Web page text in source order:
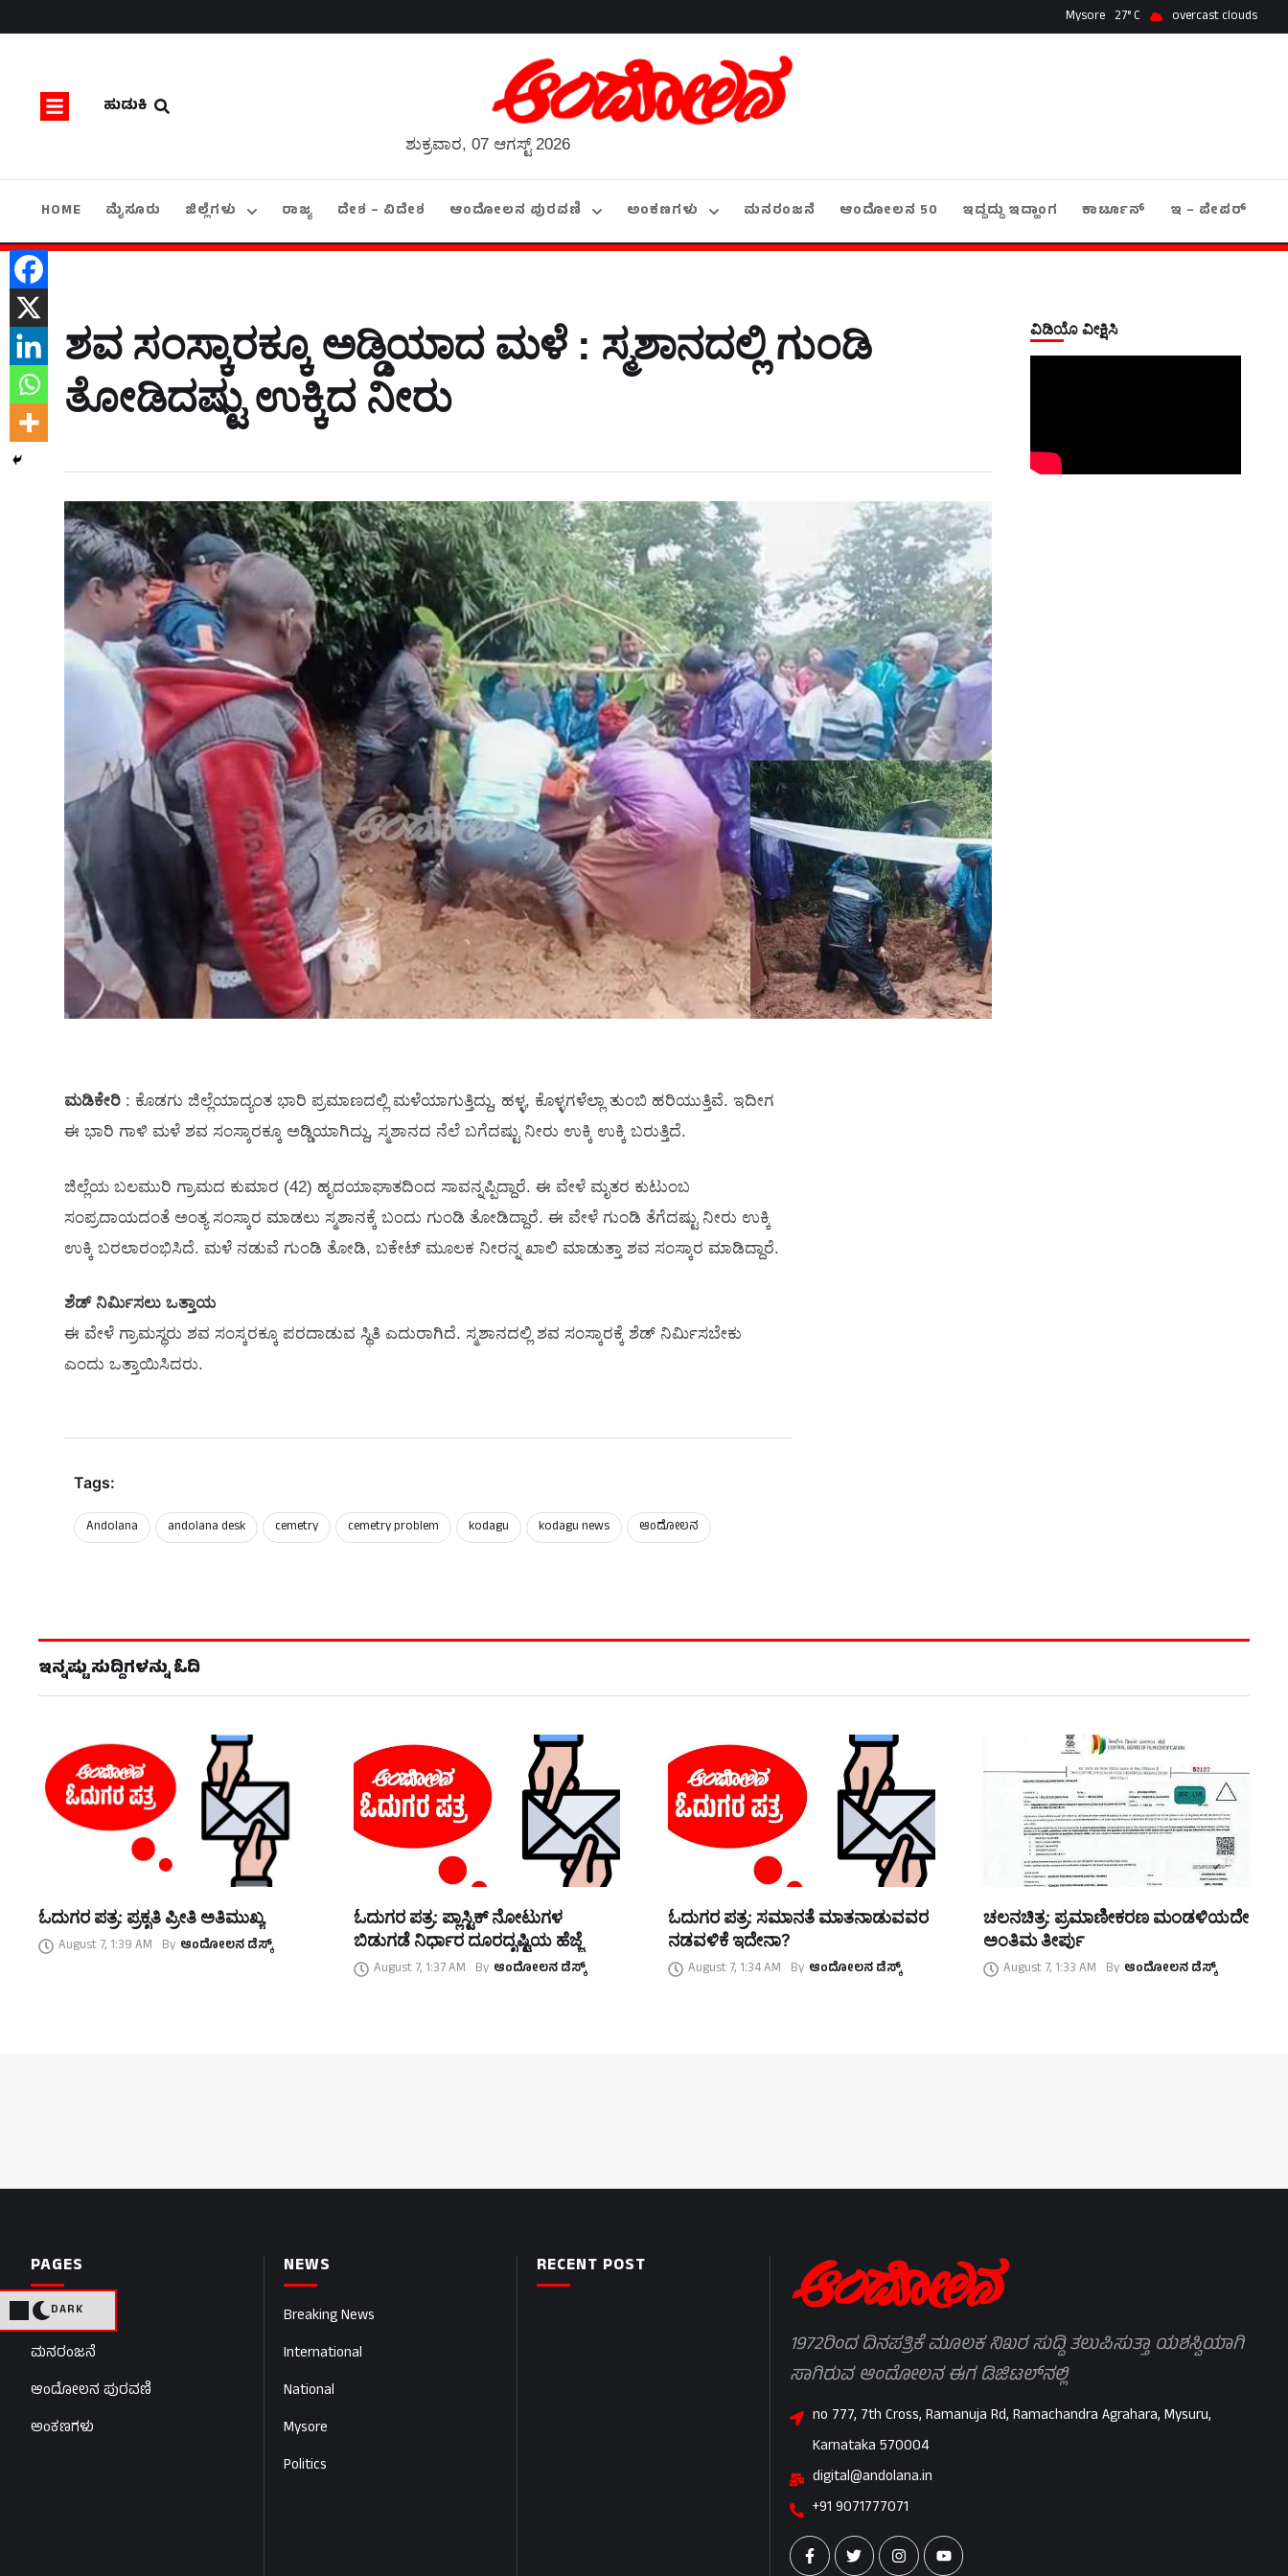
Mysore 27 overcast clouds
ಹುಡುಕಿ
ಶುಕ್ರವಾರ, 07 ಆಗಸ್ಟ್ 2026
DARK
HOME ಮೈಸೂರು ಜಿಲ್ಲೆಗಳು ರಾಜ್ಯ ದೇಶ – ವಿದೇಶ ಆಂದೋಲನ ಪುರವಣಿ ಅಂಕಣಗಳು ಮನರಂಜನೆ ಆಂದೋಲನ 50 ಇದ್ದದ್ದು ಇದ್ಹಾಂಗ ಕಾರ್ಟೂನ್ ಇ – ಪೇಪರ್
ಶವ ಸಂಸ್ಕಾರಕ್ಕೂ ಅಡ್ಡಿಯಾದ ಮಳೆ : ಸ್ಮಶಾನದಲ್ಲಿ ಗುಂಡಿ
ತೋಡಿದಷ್ಟು ಉಕ್ಕಿದ ನೀರು
ಮಡಿಕೇರಿ : ಕೊಡಗು ಜಿಲ್ಲೆಯಾದ್ಯಂತ ಭಾರಿ ಪ್ರಮಾಣದಲ್ಲಿ ಮಳೆಯಾಗುತ್ತಿದ್ದು, ಹಳ್ಳ, ಕೊಳ್ಳಗಳೆಲ್ಲಾ ತುಂಬಿ ಹರಿಯುತ್ತಿವೆ. ಇದೀಗ
ಈ ಭಾರಿ ಗಾಳಿ ಮಳೆ ಶವ ಸಂಸ್ಕಾರಕ್ಕೂ ಅಡ್ಡಿಯಾಗಿದ್ದು, ಸ್ಮಶಾನದ ನೆಲೆ ಬಗೆದಷ್ಟು ನೀರು ಉಕ್ಕಿ ಉಕ್ಕಿ ಬರುತ್ತಿದೆ.
ಜಿಲ್ಲೆಯ ಬಲಮುರಿ ಗ್ರಾಮದ ಕುಮಾರ (42) ಹೃದಯಾಘಾತದಿಂದ ಸಾವನ್ನಪ್ಪಿದ್ದಾರೆ. ಈ ವೇಳೆ ಮೃತರ ಕುಟುಂಬ
ಸಂಪ್ರದಾಯದಂತೆ ಅಂತ್ಯ ಸಂಸ್ಕಾರ ಮಾಡಲು ಸ್ಮಶಾನಕ್ಕೆ ಬಂದು ಗುಂಡಿ ತೋಡಿದ್ದಾರೆ. ಈ ವೇಳೆ ಗುಂಡಿ ತೆಗೆದಷ್ಟು ನೀರು ಉಕ್ಕಿ
ಉಕ್ಕಿ ಬರಲಾರಂಭಿಸಿದೆ. ಮಳೆ ನಡುವೆ ಗುಂಡಿ ತೋಡಿ, ಬಕೇಟ್ ಮೂಲಕ ನೀರನ್ನ ಖಾಲಿ ಮಾಡುತ್ತಾ ಶವ ಸಂಸ್ಕಾರ ಮಾಡಿದ್ದಾರೆ.
ಶೆಡ್‌ ನಿರ್ಮಿಸಲು ಒತ್ತಾಯ
ಈ ವೇಳೆ ಗ್ರಾಮಸ್ಥರು ಶವ ಸಂಸ್ಕರಕ್ಕೂ ಪರದಾಡುವ ಸ್ಥಿತಿ ಎದುರಾಗಿದೆ. ಸ್ಮಶಾನದಲ್ಲಿ ಶವ ಸಂಸ್ಕಾರಕ್ಕೆ ಶೆಡ್ ನಿರ್ಮಿಸಬೇಕು
ಎಂದು ಒತ್ತಾಯಿಸಿದರು.
Tags:
Andolana andolana desk cemetry cemetry problem kodagu kodagu news ಆಂದೋಲನ
ವಿಡಿಯೊ ವೀಕ್ಷಿಸಿ
ಇನ್ನಷ್ಟು ಸುದ್ದಿಗಳನ್ನು ಓದಿ
ಓದುಗರ ಪತ್ರ: ಪ್ರಕೃತಿ ಪ್ರೀತಿ ಅತಿಮುಖ್ಯ
August 7, 1:39 AM By ಆಂದೋಲನ ಡೆಸ್ಕ್
ಓದುಗರ ಪತ್ರ: ಪ್ಲಾಸ್ಟಿಕ್ ನೋಟುಗಳ
ಬಿಡುಗಡೆ ನಿರ್ಧಾರ ದೂರದೃಷ್ಟಿಯ ಹೆಜ್ಜೆ
August 7, 1:37 AM By ಆಂದೋಲನ ಡೆಸ್ಕ್
ಓದುಗರ ಪತ್ರ: ಸಮಾನತೆ ಮಾತನಾಡುವವರ
ನಡವಳಿಕೆ ಇದೇನಾ?
August 7, 1:34 AM By ಆಂದೋಲನ ಡೆಸ್ಕ್
ಚಲನಚಿತ್ರ: ಪ್ರಮಾಣೀಕರಣ ಮಂಡಳಿಯದೇ
ಅಂತಿಮ ತೀರ್ಪು
August 7, 1:33 AM By ಆಂದೋಲನ ಡೆಸ್ಕ್
PAGES
Home
ಮನರಂಜನೆ
ಆಂದೋಲನ ಪುರವಣಿ
ಅಂಕಣಗಳು
NEWS
Breaking News
International
National
Mysore
Politics
RECENT POST
1972ರಿಂದ ದಿನಪತ್ರಿಕೆ ಮೂಲಕ ನಿಖರ ಸುದ್ದಿ ತಲುಪಿಸುತ್ತಾ ಯಶಸ್ವಿಯಾಗಿ
ಸಾಗಿರುವ ಆಂದೋಲನ ಈಗ ಡಿಜಿಟಲ್‌ನಲ್ಲಿ
no 777, 7th Cross, Ramanuja Rd, Ramachandra Agrahara, Mysuru,
Karnataka 570004
digital@andolana.in
+91 9071777071